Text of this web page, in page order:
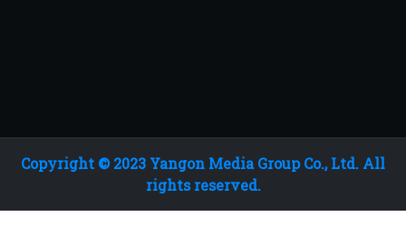
Copyright © 2023 Yangon Media Group Co., Ltd. All
rights reserved.